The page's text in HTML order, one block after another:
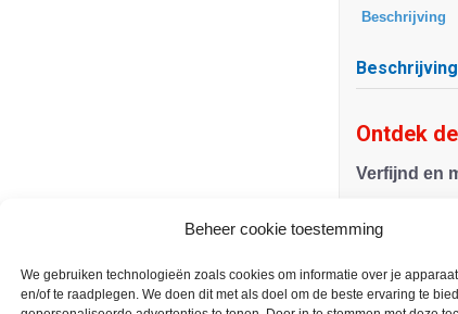
Beheer cookie toestemming
We gebruiken technologieën zoals cookies om informatie over je
en/of te raadplegen. We doen dit met als doel om de beste ervaring te
Beschrijving
Beschrijving
Ontdek
Verfijnd en
De Vespa
maar met
contouren
waardoor